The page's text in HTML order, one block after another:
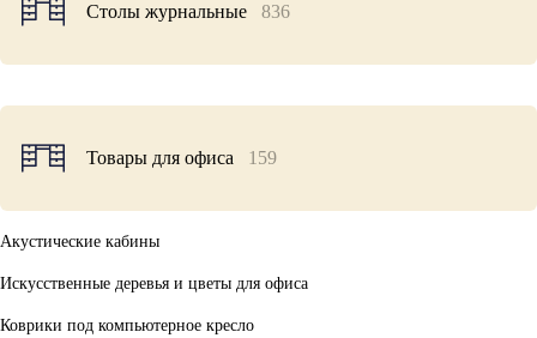
Столы журнальные 836
Товары для офиса 159
Акустические кабины
Искусственные деревья и цветы для офиса
Коврики под компьютерное кресло